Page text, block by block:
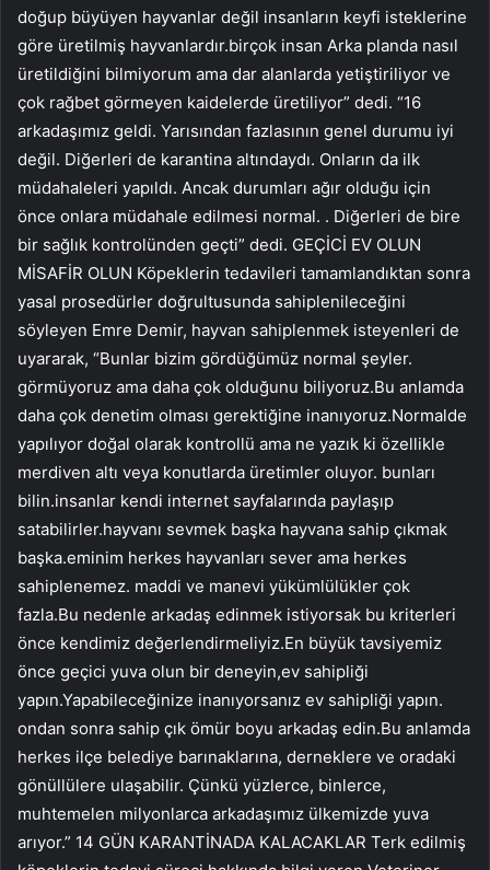
doğup büyüyen hayvanlar değil insanların keyfi isteklerine
göre üretilmiş hayvanlardır.birçok insan Arka planda nasıl
üretildiğini bilmiyorum ama dar alanlarda yetiştiriliyor ve
çok rağbet görmeyen kaidelerde üretiliyor” dedi. “16
arkadaşımız geldi. Yarısından fazlasının genel durumu iyi
değil. Diğerleri de karantina altındaydı. Onların da ilk
müdahaleleri yapıldı. Ancak durumları ağır olduğu için
önce onlara müdahale edilmesi normal. . Diğerleri de bire
bir sağlık kontrolünden geçti” dedi. GEÇİCİ EV OLUN
MİSAFİR OLUN Köpeklerin tedavileri tamamlandıktan sonra
yasal prosedürler doğrultusunda sahiplenileceğini
söyleyen Emre Demir, hayvan sahiplenmek isteyenleri de
uyararak, “Bunlar bizim gördüğümüz normal şeyler.
görmüyoruz ama daha çok olduğunu biliyoruz.Bu anlamda
daha çok denetim olması gerektiğine inanıyoruz.Normalde
yapılıyor doğal olarak kontrollü ama ne yazık ki özellikle
merdiven altı veya konutlarda üretimler oluyor. bunları
bilin.insanlar kendi internet sayfalarında paylaşıp
satabilirler.hayvanı sevmek başka hayvana sahip çıkmak
başka.eminim herkes hayvanları sever ama herkes
sahiplenemez. maddi ve manevi yükümlülükler çok
fazla.Bu nedenle arkadaş edinmek istiyorsak bu kriterleri
önce kendimiz değerlendirmeliyiz.En büyük tavsiyemiz
önce geçici yuva olun bir deneyin,ev sahipliği
yapın.Yapabileceğinize inanıyorsanız ev sahipliği yapın.
ondan sonra sahip çık ömür boyu arkadaş edin.Bu anlamda
herkes ilçe belediye barınaklarına, derneklere ve oradaki
gönüllülere ulaşabilir. Çünkü yüzlerce, binlerce,
muhtemelen milyonlarca arkadaşımız ülkemizde yuva
arıyor.” 14 GÜN KARANTİNADA KALACAKLAR Terk edilmiş